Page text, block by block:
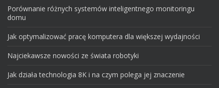
Porównanie różnych systemów inteligentnego monitoringu
domu
Jak optymalizować pracę komputera dla większej wydajności
Najciekawsze nowości ze świata robotyki
Jak działa technologia 8K i na czym polega jej znaczenie